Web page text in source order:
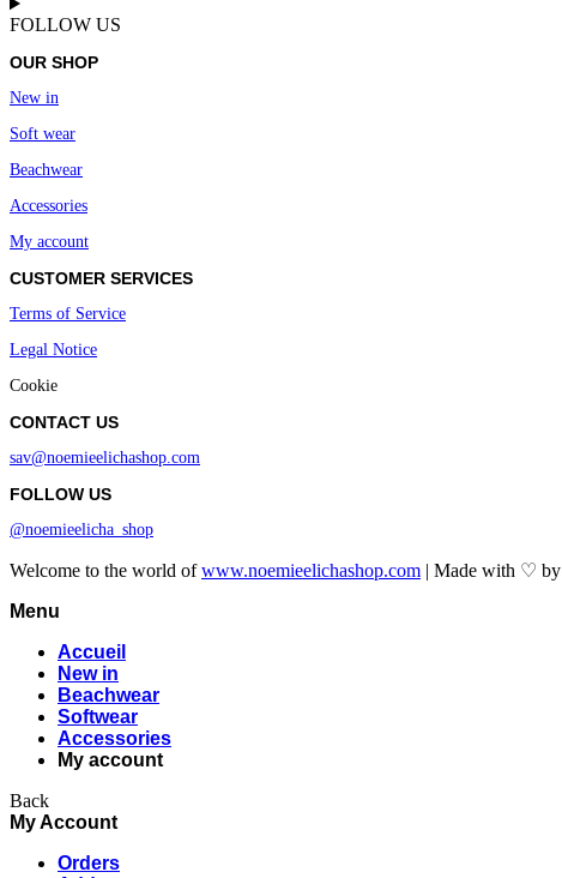
FOLLOW US
OUR SHOP
New in
Soft wear
Beachwear
Accessories
My account
CUSTOMER SERVICES
Terms of Service
Legal Notice
Cookie
CONTACT US
sav@noemieelichashop.com
FOLLOW US
@noemieelicha_shop
Welcome to the world ofwww.noemieelichashop.com | Made with ♡ by
Menu
Accueil
New in
Beachwear
Softwear
Accessories
My account
Back
My Account
Orders